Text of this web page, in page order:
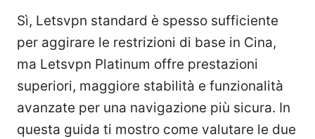
Sì, Letsvpn standard è spesso sufficiente
per aggirare le restrizioni di base in Cina,
ma Letsvpn Platinum offre prestazioni
superiori, maggiore stabilità e funzionalità
avanzate per una navigazione più sicura. In
questa guida ti mostro come valutare le due